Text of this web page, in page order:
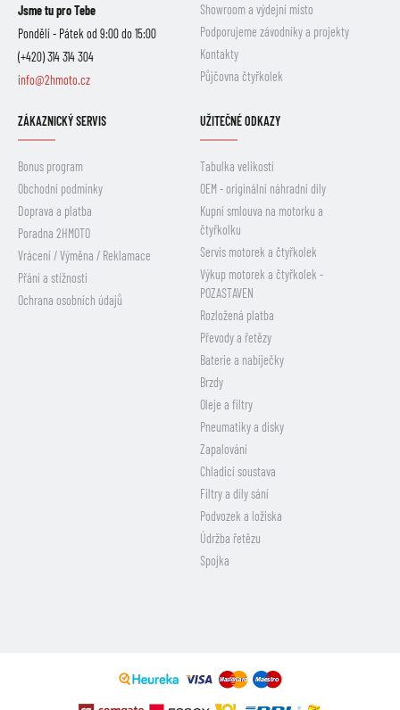
Jsme tu pro Tebe
Pondělí - Pátek od 9:00 do 15:00
(+420) 314 314 304
info@2hmoto.cz
Showroom a výdejní místo
Podporujeme závodníky a projekty
Kontakty
Půjčovna čtyřkolek
ZÁKAZNICKÝ SERVIS
Bonus program
Obchodní podmínky
Doprava a platba
Poradna 2HMOTO
Vrácení / Výměna / Reklamace
Přání a stížnosti
Ochrana osobních údajů
UŽITEČNÉ ODKAZY
Tabulka velikostí
OEM - originální náhradní díly
Kupní smlouva na motorku a
čtyřkolku
Servis motorek a čtyřkolek
Výkup motorek a čtyřkolek -
POZASTAVEN
Rozložená platba
Převody a řetězy
Baterie a nabíječky
Brzdy
Oleje a filtry
Pneumatiky a disky
Zapalování
Chladicí soustava
Filtry a díly sání
Podvozek a ložiska
Údržba řetězu
Spojka